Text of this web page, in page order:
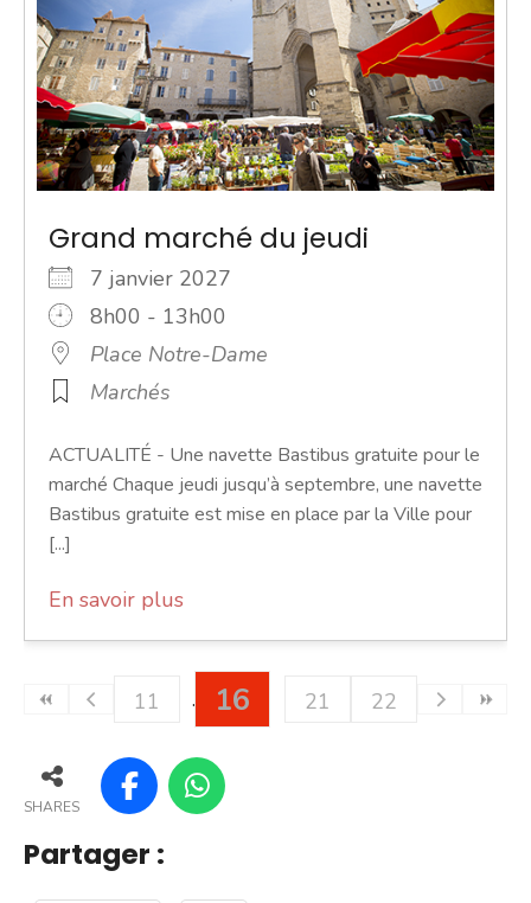
Grand marché du jeudi
7 janvier 2027
8h00 - 13h00
Place Notre-Dame
Marchés
ACTUALITÉ - Une navette Bastibus gratuite pour le
marché Chaque jeudi jusqu’à septembre, une navette
Bastibus gratuite est mise en place par la Ville pour
[...]
En savoir plus
11 16 21 22
SHARES
Partager :